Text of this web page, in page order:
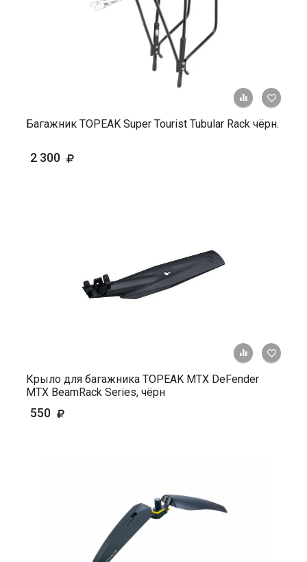
+ К
Багажник TOPEAK Super Tourist Tubular Rack чёрн.
2 300
+ К
Крыло для багажника TOPEAK МТХ DeFender
МТХ BeamRack Series, чёрн
550